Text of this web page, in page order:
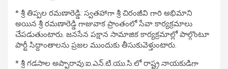
* శ్రీ తిప్పల రమణారెడ్డి: స్వతహాగా శ్రీ చిరంజీవి గారి అభిమాని
అయిన శ్రీ రమణారెడ్డి గాజువాక ప్రాంతంలో సేవా కార్యక్రమాలు
చేపడుతుంటారు. జనసేన పక్షాన సామాజిక కార్యక్రమాల్లో పాల్గొంటూ
పార్టీ సిద్దాంతాలను ప్రజల ముందుకు తీసుకువెళ్తుంటారు.
* శ్రీ గడసాల అప్పారావు:ఐ.ఎన్.టి.యు.సి.లో రాష్ట్ర నాయకుడిగా